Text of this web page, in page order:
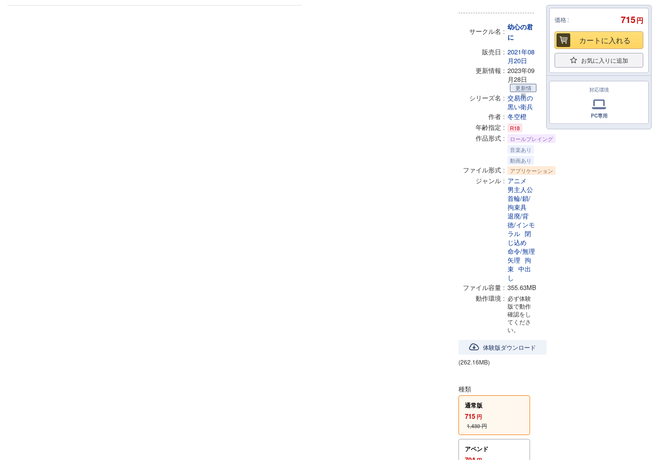
サークル名
幼心の君
に
販売日
2021年08
月20日
更新情報
2023年09
月28日
更新情
報
シリーズ名
交易街の
黒い衛兵
作者
冬空橙
年齢指定
R18
作品形式
ロールプレイング
音楽あり
動画あり
ファイル形式 アプリケーション
ジャンル
アニメ
男主人公
首輪/鎖/
拘束具
退廃/背
徳/インモ
ラル 閉
じ込め
命令/無理
矢理 拘
束 中出
し
ファイル容量
355.63MB
動作環境
必ず体験
版で動作
確認をし
てくださ
い。
体験版ダウンロード
(262.16MB)
種類
通常版
715 円
1,430 円
アペンド
価格 715円
カートに入れる
お気に入りに追加
対応環境
PC専用